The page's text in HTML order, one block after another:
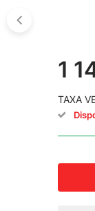
1
TAXA